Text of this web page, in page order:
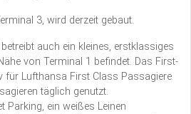
3, wird derzeit gebaut.
auch ein kleines, erstklassiges
von Terminal 1 befindet. Das First-
für Lufthansa First Class Passagiere
täglich genutzt.
Parking, ein weißes Leinen